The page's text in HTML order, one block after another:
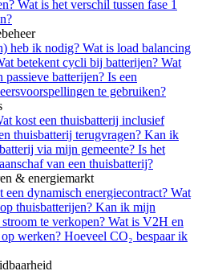
Wat is het verschil tussen fase 1
heb ik nodig? Wat is load balancing
betekent cycli bij batterijen? Wat
passieve batterijen? Is een
te gebruiken?
kost een thuisbatterij inclusief
thuisbatterij terugvragen? Kan ik
via mijn gemeente? Is het
van een thuisbatterij?
& energiemarkt
dynamisch energiecontract? Wat
thuisbatterijen? Kan ik mijn
te verkopen? Wat is V2H en
werken? Hoeveel CO₂ bespaar ik